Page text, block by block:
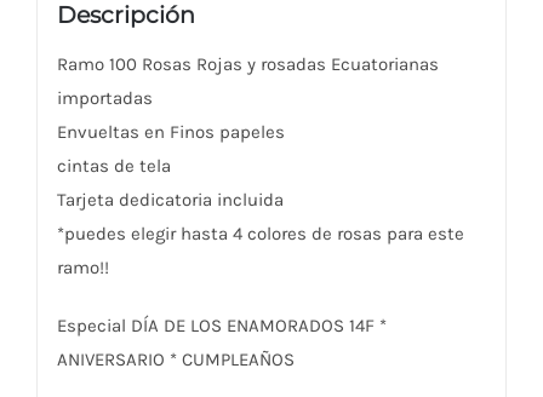
Descripción
Ramo 100 Rosas Rojas y rosadas Ecuatorianas
importadas
Envueltas en Finos papeles
cintas de tela
Tarjeta dedicatoria incluida
*puedes elegir hasta 4 colores de rosas para este
ramo!!
Especial DÍA DE LOS ENAMORADOS 14F *
ANIVERSARIO * CUMPLEAÑOS